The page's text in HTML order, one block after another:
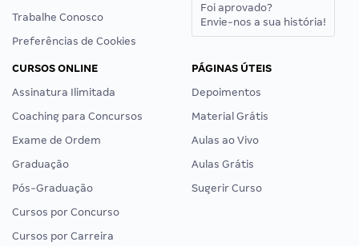
Trabalhe Conosco
Preferências de Cookies
Foi aprovado?
Envie-nos a sua história!
CURSOS ONLINE
Assinatura Ilimitada
Coaching para Concursos
Exame de Ordem
Graduação
Pós-Graduação
Cursos por Concurso
Cursos por Carreira
PÁGINAS ÚTEIS
Depoimentos
Material Grátis
Aulas ao Vivo
Aulas Grátis
Sugerir Curso